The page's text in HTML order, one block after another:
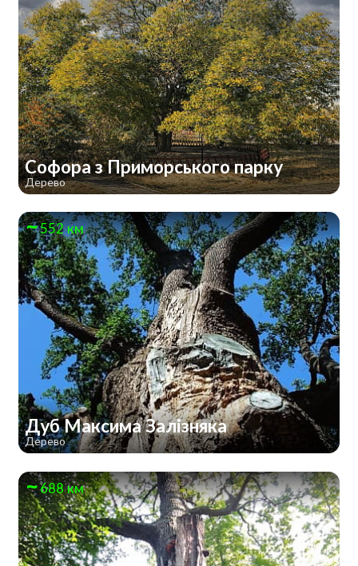
Софора з Приморського парку
Дерево
552 км
Дуб Максима Залізняка
Дерево
688 км